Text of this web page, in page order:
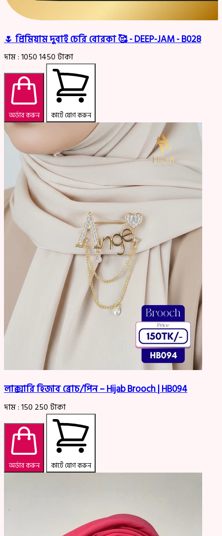
🌷 প্রিমিয়াম দুবাই চেরি বোরকা 🥰 - DEEP-JAM - B028
দাম :10501450টাকা
অর্ডার করুন কার্টে যোগ করুন
লাক্সারি হিজাব ব্রোচ/পিন – Hijab Brooch | HB094
দাম :150 250টাকা
অর্ডার করুন কার্টে যোগ করুন